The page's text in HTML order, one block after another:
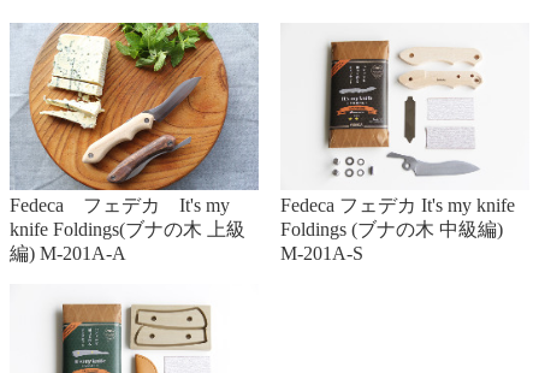
汚れが付きにくく、変形や割れを防止します。
＞刃が欠けた場合や切れ味が 悪くなった場合は、そのまま使用
せずに必ず研ぎ直しをしてください。
Fedeca フェデカ It's my
knife Foldings(ブナの木 上級
編) M-201A-A
Fedeca フェデカ It's my knife
Foldings (ブナの木 中級編)
M-201A-S